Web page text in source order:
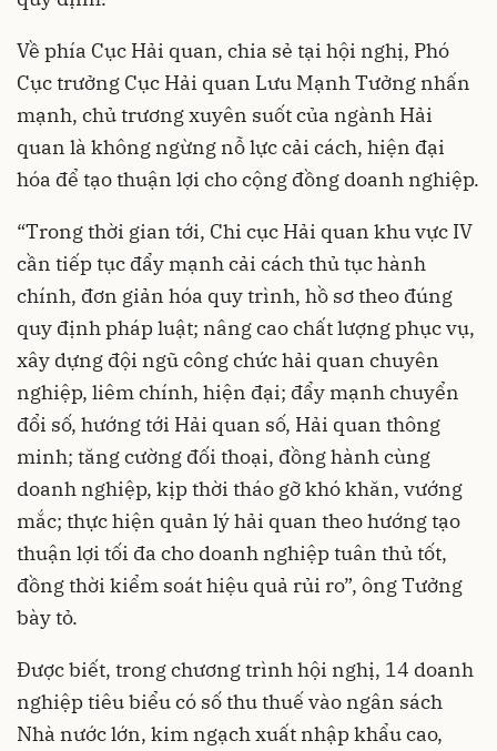
Về phía Cục Hải quan, chia sẻ tại hội nghị, Phó
Cục trưởng Cục Hải quan Lưu Mạnh Tưởng nhấn
mạnh, chủ trương xuyên suốt của ngành Hải
quan là không ngừng nỗ lực cải cách, hiện đại
hóa để tạo thuận lợi cho cộng đồng doanh nghiệp.
“Trong thời gian tới, Chi cục Hải quan khu vực IV
cần tiếp tục đẩy mạnh cải cách thủ tục hành
chính, đơn giản hóa quy trình, hồ sơ theo đúng
quy định pháp luật; nâng cao chất lượng phục vụ,
xây dựng đội ngũ công chức hải quan chuyên
nghiệp, liêm chính, hiện đại; đẩy mạnh chuyển
đổi số, hướng tới Hải quan số, Hải quan thông
minh; tăng cường đối thoại, đồng hành cùng
doanh nghiệp, kịp thời tháo gỡ khó khăn, vướng
mắc; thực hiện quản lý hải quan theo hướng tạo
thuận lợi tối đa cho doanh nghiệp tuân thủ tốt,
đồng thời kiểm soát hiệu quả rủi ro”, ông Tưởng
bày tỏ.
Được biết, trong chương trình hội nghị, 14 doanh
nghiệp tiêu biểu có số thu thuế vào ngân sách
Nhà nước lớn, kim ngạch xuất nhập khẩu cao,